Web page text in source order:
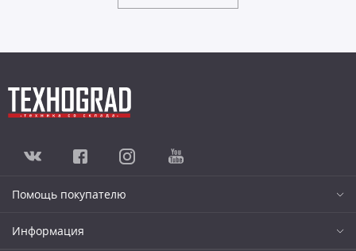
Помощь покупателю
Информация